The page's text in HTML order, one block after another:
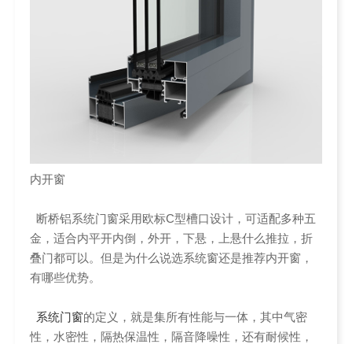
内开窗
断桥铝系统门窗采用欧标C型槽口设计，可适配多种五
金，适合内平开内倒，外开，下悬，上悬什么推拉，折
叠门都可以。但是为什么说选系统窗还是推荐内开窗，
有哪些优势。
系统门窗的定义，就是集所有性能与一体，其中气密
性，水密性，隔热保温性，隔音降噪性，还有耐候性，